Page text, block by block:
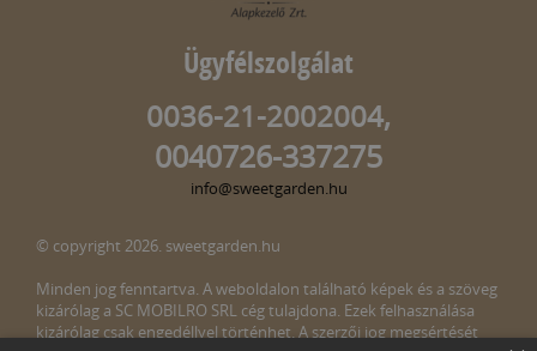
Ügyfélszolgálat
0036-21-2002004,
0040726-337275
info@sweetgarden.hu
© copyright 2026. sweetgarden.hu
Minden jog fenntartva. A weboldalon található képek és a szöveg
kizárólag a SC MOBILRO SRL cég tulajdona. Ezek felhasználása
kizárólag csak engedéllyel történhet. A szerzői jog megsértését